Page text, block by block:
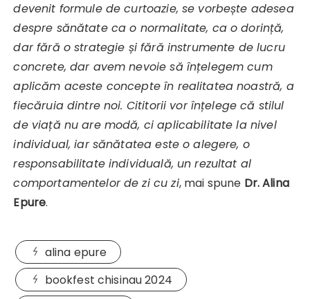
devenit formule de curtoazie, se vorbește adesea
despre sănătate ca o normalitate, ca o dorință,
dar fără o strategie și fără instrumente de lucru
concrete, dar avem nevoie să înțelegem cum
aplicăm aceste concepte în realitatea noastră, a
fiecăruia dintre noi. Cititorii vor înțelege că stilul
de viață nu are modă, ci aplicabilitate la nivel
individual, iar sănătatea este o alegere, o
responsabilitate individuală, un rezultat al
comportamentelor de zi cu zi, mai spune Dr. Alina
Epure.
alina epure
bookfest chisinau 2024